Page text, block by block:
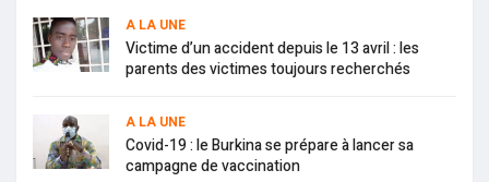
A LA UNE
Victime d’un accident depuis le 13 avril : les
parents des victimes toujours recherchés
A LA UNE
Covid-19 : le Burkina se prépare à lancer sa
campagne de vaccination